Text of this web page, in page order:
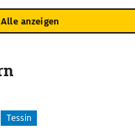
Alle anzeigen
Tessin